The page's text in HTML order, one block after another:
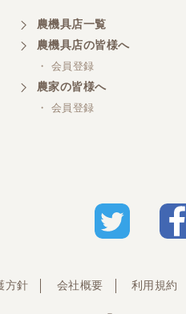
農機具店一覧
農機具店の皆様へ
・ 会員登録
農家の皆様へ
・ 会員登録
方針 会社概要 利用規約